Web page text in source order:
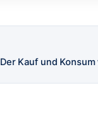
Der Kauf und